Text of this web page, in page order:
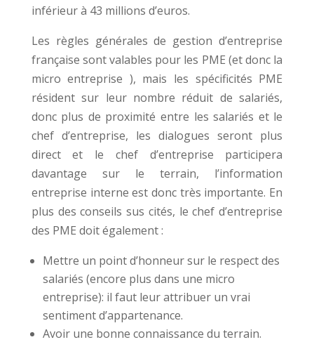
inférieur à 43 millions d’euros.
Les règles générales de gestion d’entreprise
française sont valables pour les PME (et donc la
micro entreprise ), mais les spécificités PME
résident sur leur nombre réduit de salariés,
donc plus de proximité entre les salariés et le
chef d’entreprise, les dialogues seront plus
direct et le chef d’entreprise participera
davantage sur le terrain, l’information
entreprise interne est donc très importante. En
plus des conseils sus cités, le chef d’entreprise
des PME doit également :
Mettre un point d’honneur sur le respect des
salariés (encore plus dans une micro
entreprise): il faut leur attribuer un vrai
sentiment d’appartenance.
Avoir une bonne connaissance du terrain.